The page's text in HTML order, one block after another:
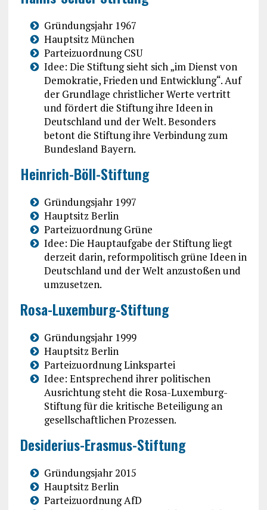
Gründungsjahr 1967
Hauptsitz München
Parteizuordnung CSU
Idee: Die Stiftung sieht sich „im Dienst von
Demokratie, Frieden und Entwicklung“. Auf
der Grundlage christlicher Werte vertritt
und fördert die Stiftung ihre Ideen in
Deutschland und der Welt. Besonders
betont die Stiftung ihre Verbindung zum
Bundesland Bayern.
Heinrich-Böll-Stiftung
Gründungsjahr 1997
Hauptsitz Berlin
Parteizuordnung Grüne
Idee: Die Hauptaufgabe der Stiftung liegt
derzeit darin, reformpolitisch grüne Ideen in
Deutschland und der Welt anzustoßen und
umzusetzen.
Rosa-Luxemburg-Stiftung
Gründungsjahr 1999
Hauptsitz Berlin
Parteizuordnung Linkspartei
Idee: Entsprechend ihrer politischen
Ausrichtung steht die Rosa-Luxemburg-
Stiftung für die kritische Beteiligung an
gesellschaftlichen Prozessen.
Desiderius-Erasmus-Stiftung
Gründungsjahr 2015
Hauptsitz Berlin
Parteizuordnung AfD